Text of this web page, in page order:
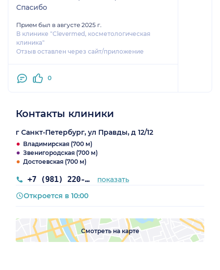
Спасибо
Прием был в августе 2025 г.
В клинике "Clevermed, косметологическая
клиника"
Отзыв оставлен через сайт/приложение
0
Контакты клиники
г Санкт-Петербург, ул Правды, д 12/12
Владимирская (700 м)
Звенигородская (700 м)
Достоевская (700 м)
+7 (981) 220-53-34
показать
Откроется в 10:00
Смотреть на карте